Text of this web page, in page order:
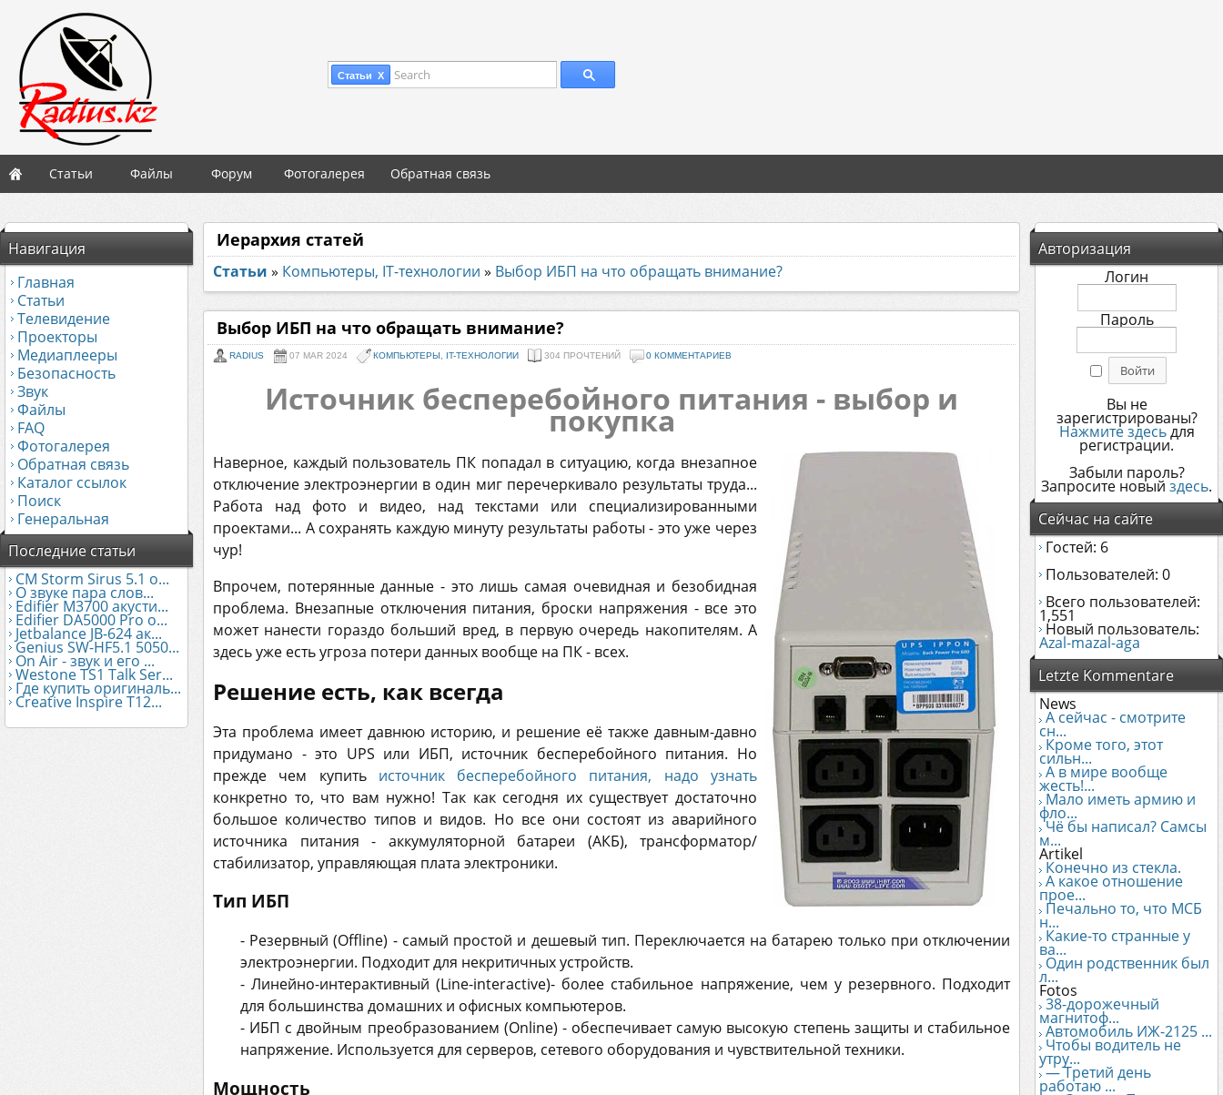
Статьи X Search
Статьи Файлы Форум Фотогалерея Обратная связь
Навигация
Главная
Статьи
Телевидение
Проекторы
Медиаплееры
Безопасность
Звук
Файлы
FAQ
Фотогалерея
Обратная связь
Каталог ссылок
Поиск
Генеральная
Последние статьи
CM Storm Sirus 5.1 о...
О звуке пара слов...
Edifier М3700 акусти...
Edifier DA5000 Pro о...
Jetbalance JB-624 ак...
Genius SW-HF5.1 5050...
On Air - звук и его ...
Westone TS1 Talk Ser...
Где купить оригиналь...
Creative Inspire T12...
Авторизация
Логин
Пароль
Вы не
зарегистрированы?
Нажмите здесьдля
регистрации.
Забыли пароль?
Запросите новый здесь.
Сейчас на сайте
Гостей: 6
Пользователей: 0
Всего пользователей:
1,551
Новый пользователь:
Azal-mazal-aga
Letzte Kommentare
News
А сейчас - смотрите
сн...
Кроме того, этот
сильн...
А в мире вообще
жесть!...
Мало иметь армию и
фло...
Чё бы написал? Самсы
м...
Artikel
Конечно из стекла.
А какое отношение
прое...
Печально то, что МСБ
н...
Какие-то странные у
ва...
Один родственник был
л...
Fotos
38-дорожечный
магнитоф...
Автомобиль ИЖ-2125 ...
Чтобы водитель не
утру...
— Третий день
работаю ...
Иерархия статей
Статьи » Компьютеры, IT-технологии » Выбор ИБП на что обращать внимание?
Выбор ИБП на что обращать внимание?
RADIUS 07 MAR 2024 КОМПЬЮТЕРЫ, IT-ТЕХНОЛОГИИ 304 ПРОЧТЕНИЙ 0 КОММЕНТАРИЕВ
Источник бесперебойного питания - выбор и
покупка
Наверное, каждый пользователь ПК попадал в ситуацию, когда внезапное
отключение электроэнергии в один миг перечеркивало результаты труда...
Работа над фото и видео, над текстами или специализированными
проектами... А сохранять каждую минуту результаты работы - это уже через
чур!
Впрочем, потерянные данные - это лишь самая очевидная и безобидная
проблема. Внезапные отключения питания, броски напряжения - все это
может нанести гораздо больший вред, в первую очередь накопителям. А
здесь уже есть угроза потери данных вообще на ПК - всех.
Решение есть, как всегда
Эта проблема имеет давнюю историю, и решение её также давным-давно
придумано - это UPS или ИБП, источник бесперебойного питания. Но
прежде чем купить источник бесперебойного питания, надо узнать
конкретно то, что вам нужно! Так как сегодня их существует достаточно
большое количество типов и видов. Но все они состоят из аварийного
источника питания - аккумуляторной батареи (АКБ), трансформатор/
стабилизатор, управляющая плата электроники.
Тип ИБП
- Резервный (Offline) - самый простой и дешевый тип. Переключается на батарею только при отключении
электроэнергии. Подходит для некритичных устройств.
- Линейно-интерактивный (Line-interactive)- более стабильное напряжение, чем у резервного. Подходит
для большинства домашних и офисных компьютеров.
- ИБП с двойным преобразованием (Online) - обеспечивает самую высокую степень защиты и стабильное
напряжение. Используется для серверов, сетевого оборудования и чувствительной техники.
Мощность